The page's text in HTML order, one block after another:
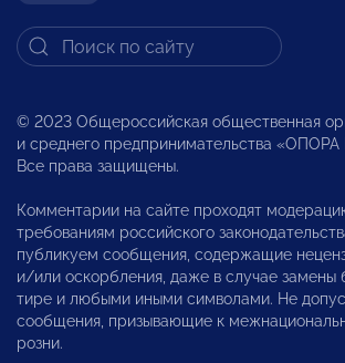
© 2023 Общероссийская общественная
и среднего предпринимательства
Все права защищены.
Комментарии на сайте проходят
требованиям российского
публикуем сообщения, содержащие
и/или оскорбления, даже в случае замены
тире и любыми иными символами. Не
сообщения, призывающие к
розни.